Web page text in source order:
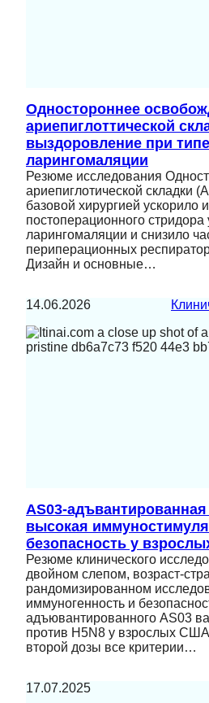
Одностороннее
ариепиглоттической
выздоровление при
ларингомаляции
Резюме исследования
ариепиглотической складки
базовой хирургией ускорило
постоперационного стридора
ларингомаляции и снизило
периперационных
Дизайн и основные…
14.06.2026
AS03‑адъвантированная
высокая
безопасность у
Резюме клинического
двойном слепом, возраст-
рандомизированном
иммуногенность и
адъювантированного AS03
против H5N8 у взрослых
второй дозы все критерии…
17.07.2025